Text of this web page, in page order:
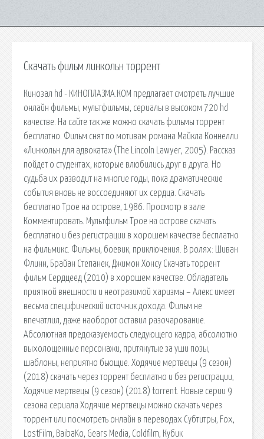
Скачать фильм линкольн торрент
Кинозал hd - КИНОПЛАЗМА.КОМ предлагает смотреть лучшие
онлайн фильмы, мультфильмы, сериалы в высоком 720 hd
качестве. На сайте так же можно скачать фильмы торрент
бесплатно. Фильм снят по мотивам романа Майкла Коннелли
«Линкольн для адвоката» (The Lincoln Lawyer, 2005). Рассказ
пойдет о студентах, которые влюбились друг в друга. Но
судьба их разводит на многие годы, пока драматические
события вновь не воссоединяют их сердца. Скачать
бесплатно Трое на острове, 1986. Просмотр в зале
Комментировать. Мультфильм Трое на острове скачать
бесплатно и без регистрации в хорошем качестве бесплатно
на фильмикс. Фильмы, боевик, приключения. В ролях: Шиван
Флинн, Брайан Степанек, Джимон Хонсу Скачать торрент
фильм Сердцеед (2010) в хорошем качестве. Обладатель
приятной внешности и неотразимой харизмы – Алекс имеет
весьма специфический источник дохода. Фильм не
впечатлил, даже наоборот оставил разочарование.
Абсолютная предсказуемость следующего кадра, абсолютно
выхолощенные персонажи, притянутые за уши позы,
шаблоны, неприятно бьющие. Ходячие мертвецы (9 сезон)
(2018) скачать через торрент бесплатно и без регистрации,
Ходячие мертвецы (9 сезон) (2018) torrent. Новые серии 9
сезона cериала Ходячие мертвецы можно скачать через
торрент или посмотреть онлайн в переводах Субтитры, Fox,
LostFilm, BaibaKo, Gears Media, Coldfilm, Кубик